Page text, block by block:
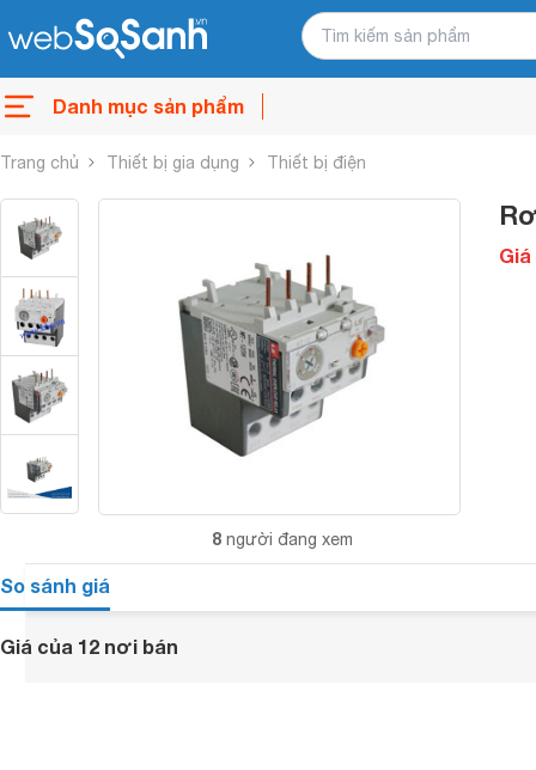
Danh mục sản phẩm
Trang chủ Thiết bị gia dụng Thiết bị điện
8 người đang xem
So sánh giá
Giá của 12 nơi bán